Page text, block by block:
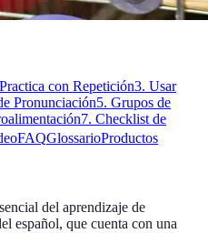
con Repetición3. Usar
Pronunciación5. Grupos de
7. Checklist de
FAQGlossarioProductos
del aprendizaje de
español, que cuenta con una